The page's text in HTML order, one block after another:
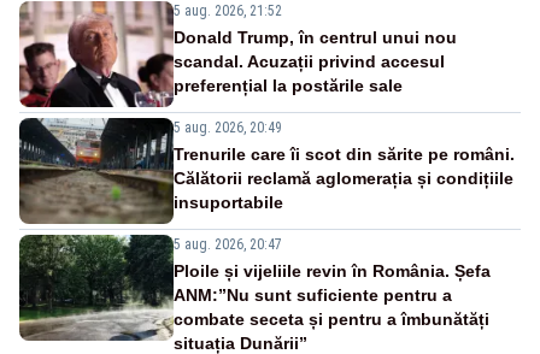
5 aug. 2026, 21:52
Donald Trump, în centrul unui nou
scandal. Acuzații privind accesul
preferențial la postările sale
5 aug. 2026, 20:49
Trenurile care îi scot din sărite pe români.
Călătorii reclamă aglomerația și condițiile
insuportabile
5 aug. 2026, 20:47
Ploile și vijeliile revin în România. Șefa
ANM:”Nu sunt suficiente pentru a
combate seceta și pentru a îmbunătăți
situația Dunării”